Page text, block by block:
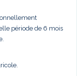
période de 6 mois